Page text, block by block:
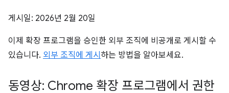
게시일: 2026년 2월 20일
이제 확장 프로그램을 승인한 외부 조직에 비공개로 게시할 수
있습니다. 외부 조직에 게시 하는 방법을 알아보세요.
동영상: Chrome 확장 프로그램에서 권한